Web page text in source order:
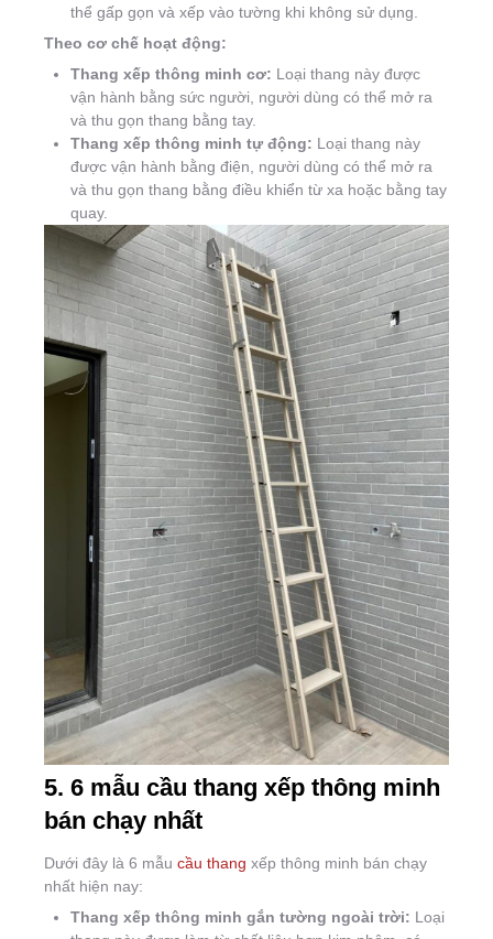
thể gấp gọn và xếp vào tường khi không sử dụng.
Theo cơ chế hoạt động:
Thang xếp thông minh cơ: Loại thang này được
vận hành bằng sức người, người dùng có thể mở ra
và thu gọn thang bằng tay.
Thang xếp thông minh tự động: Loại thang này
được vận hành bằng điện, người dùng có thể mở ra
và thu gọn thang bằng điều khiển từ xa hoặc bằng tay
quay.
5. 6 mẫu cầu thang xếp thông minh
bán chạy nhất
Dưới đây là 6 mẫu cầu thang xếp thông minh bán chạy
nhất hiện nay:
Thang xếp thông minh gắn tường ngoài trời: Loại